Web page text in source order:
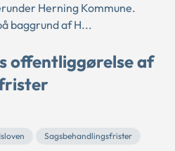
Herning Kommune.
baggrund af H...
offentliggørelse af
Sagsbehandlingsfrister